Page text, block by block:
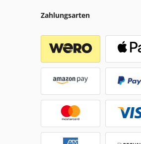
Zahlungsarten